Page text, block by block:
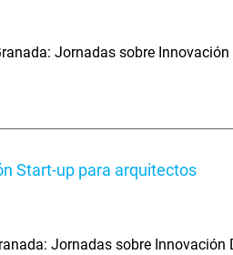
Jornadas sobre
Start-up para arquitectos
Jornadas sobre Innovación